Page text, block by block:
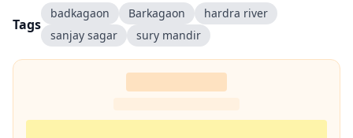
में भी गहरी रुचि है.
Tags
badkagaon Barkagaon
hardra river
sanjay sagar
sury mandir